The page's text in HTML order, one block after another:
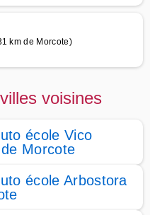
km de Morcote)
voisines
école Vico
Morcote
école Arbostora